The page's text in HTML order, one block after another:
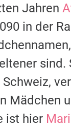
Jahren
in der
sind.
Mädchen
ist hier